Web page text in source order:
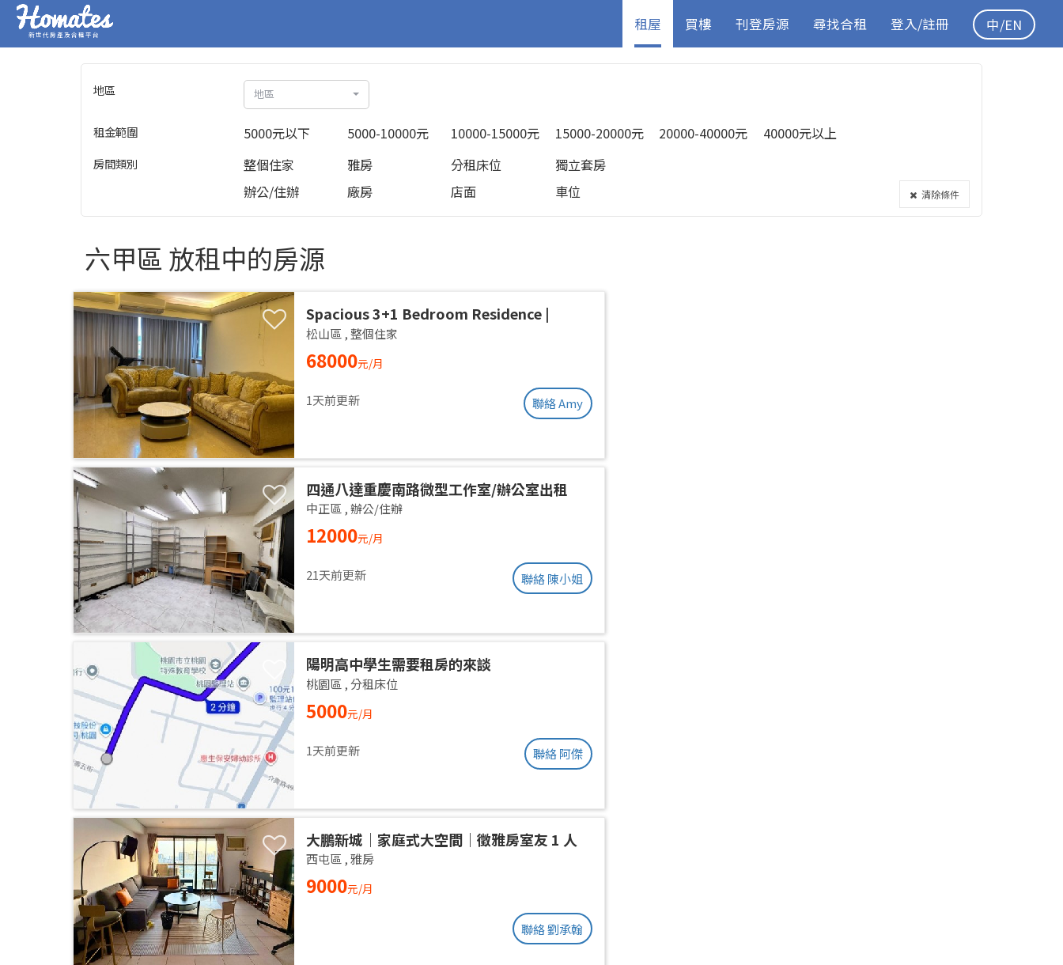
新世代房產及合租平台
租屋 買樓 刊登房源 尋找合租 登入/註冊 中/EN
地區 地區
租金範圍 5000元以下 5000-10000元 10000-15000元 15000-20000元 20000-40000元 40000元以上
房間類別 整個住家 雅房 分租床位
獨立套房
辦公/住辦
廠房 店面 車位 清除條件
六甲區 放租中的房源
Spacious 3+1 Bedroom Residence |
Songshan District | Taipei Arena
MRTSpacious 42-Ping Designer
Apartment | Near Taipei Arena MRT
松山區 ,整個住家
68000元/月
1天前更新 聯絡 Amy
四通八達重慶南路微型工作室/辦公室出租
中正區 ,辦公/住辦
12000元/月
21天前更新 聯絡 陳小姐
陽明高中學生需要租房的來談
桃園區 ,分租床位
5000元/月
1天前更新 聯絡 阿傑
大鵬新城｜家庭式大空間｜徵雅房室友 1 人
西屯區 ,雅房
9000元/月
聯絡 劉承翰